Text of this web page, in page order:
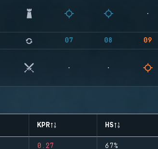
07 08 09
KPR HS
0.27 67%